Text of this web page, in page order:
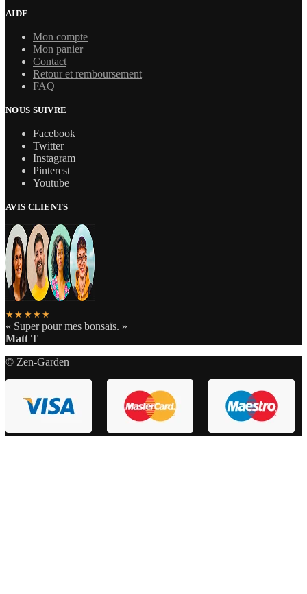
AIDE
Mon compte
Mon panier
Contact
Retour et remboursement
FAQ
NOUS SUIVRE
Facebook
Twitter
Instagram
Pinterest
Youtube
AVIS CLIENTS
★★★★★
« Super pour mes bonsaïs. »
Matt T
© Zen-Garden